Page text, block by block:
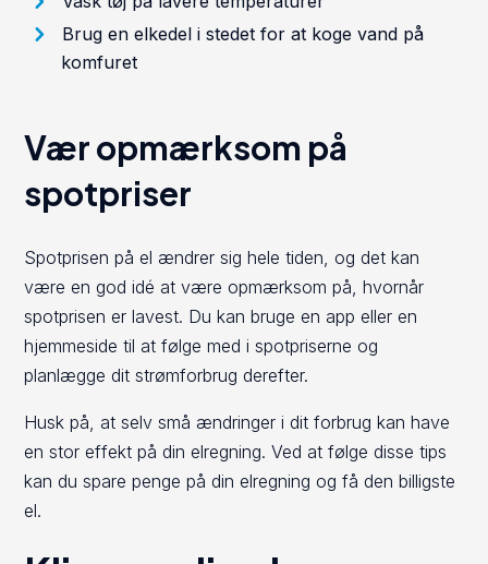
Brug en elkedel i stedet for at koge vand på
komfuret
Vær opmærksom på
spotpriser
Spotprisen på el ændrer sig hele tiden, og det kan
være en god idé at være opmærksom på, hvornår
spotprisen er lavest. Du kan bruge en app eller en
hjemmeside til at følge med i spotpriserne og
planlægge dit strømforbrug derefter.
Husk på, at selv små ændringer i dit forbrug kan have
en stor effekt på din elregning. Ved at følge disse tips
kan du spare penge på din elregning og få den billigste
el.